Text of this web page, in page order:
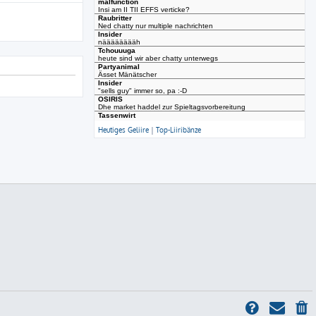
Heutiges Geliire Top-Liiribänze